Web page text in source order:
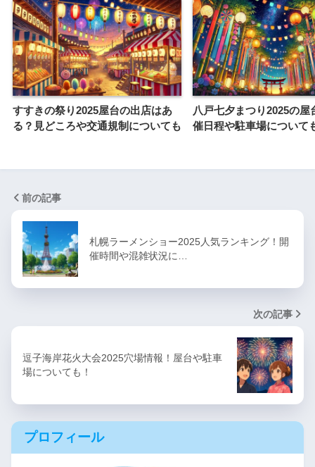
すすきの祭り2025屋台の出店はあ
る？見どころや交通規制についても
八戸七夕まつり2025の屋
催日程や駐車場について
前の記事
札幌ラーメンショー2025人気ランキング！開
催時間や混雑状況に…
次の記事
逗子海岸花火大会2025穴場情報！屋台や駐車
場についても！
プロフィール